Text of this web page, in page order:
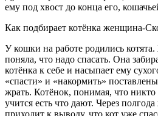
ему под хвост до конца его,
Как подбирает котёнка женщина-
У кошки на работе родились
поняла, что надо спасать. Она
котёнка к себе и насыпает ему
«спасти» и «накормить»
жрать. Котёнок, понимая, что никто
учится есть что дают. Через
приходит к выводу, что кот уже